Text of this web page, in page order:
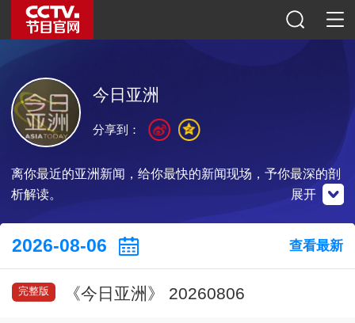
今日亚洲
离你最近的亚洲新闻，给你最快的新闻现场，予你最深的剖
析解读。
央视影音
展开
分享到：
2026-08-06 查看最新
完整版 《今日亚洲》 20260806